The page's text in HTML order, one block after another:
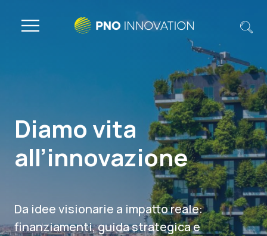
Diamo vita
all’innovazione
Da idee visionarie a impatto reale:
finanziamenti, guida strategica e